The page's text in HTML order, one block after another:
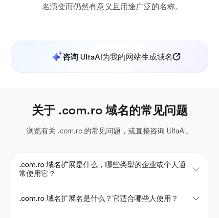
名演变而仍然有意义且用途广泛的名称。
咨询 UltaAI为我的网站生成域名
关于 .com.ro 域名的常见问题
浏览有关 .com.ro 的常见问题，或直接咨询 UltaAI。
.com.ro 域名扩展是什么，哪些类型的企业或个人通
常使用它？
.com.ro 域名扩展名是什么？它适合哪些人使用？